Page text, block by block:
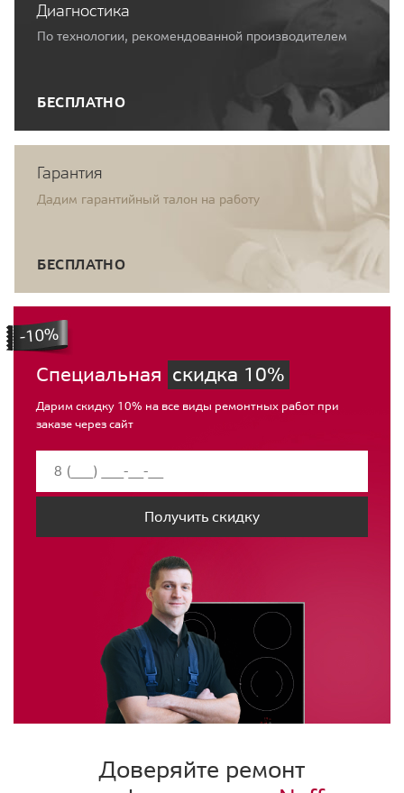
Диагностика
По технологии, рекомендованной производителем
БЕСПЛАТНО
Гарантия
Дадим гарантийный талон на работу
БЕСПЛАТНО
Специальная скидка 10%
Дарим скидку 10% на все виды ремонтных работ при
заказе через сайт
Получить скидку
Доверяйте ремонт